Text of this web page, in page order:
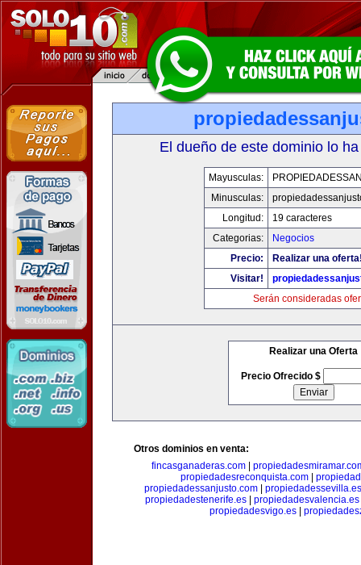
El dueño de este dominio lo
Mayusculas:
Minusculas:
Longitud:
19 caracteres
Categorias:
Negocios
Precio:
Realizar una
Visitar!
Serán consideradas
Realizar una Oferta
Precio Ofrecido $
Otros dominios en venta:
fincasganaderas.com
propiedadesreconquista.com
propiedadessanjusto.com| propiedadessevilla.es
propiedadestenerife.es| propiedadesvalencia.es
propiedadesvigo.es|